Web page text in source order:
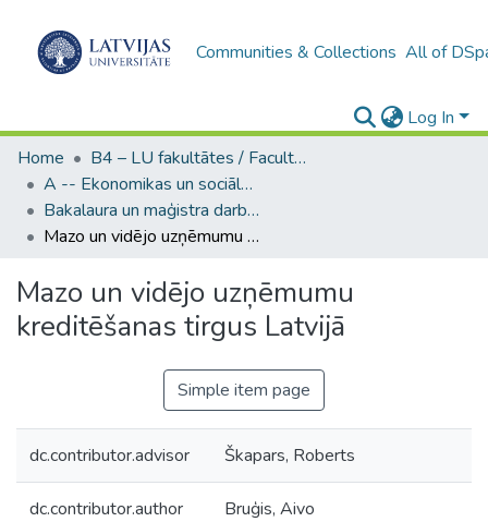
Communities & Collections All of
Log In
Home
B4 – LU fakultātes / Faculties of the UL
A -- Ekonomikas un sociālo zinātņu fakultāte / Faculty of Economics and Social Sciences
Bakalaura un maģistra darbi (ESZF) / Bachelor's and Master's theses
Mazo un vidējo uzņēmumu kreditēšanas tirgus Latvijā
Mazo un vidējo uzņēmumu
kreditēšanas tirgus Latvijā
Simple item page
dc.contributor.advisor Škapars, Roberts
dc.contributor.author Bruģis, Aivo